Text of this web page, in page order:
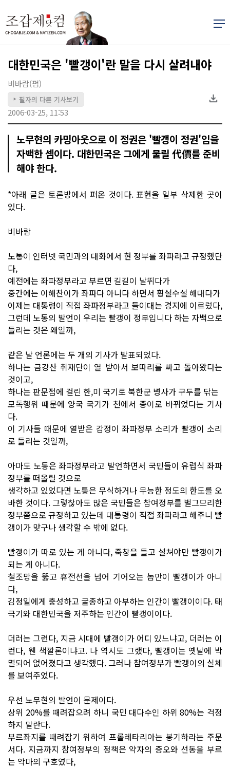
대한민국은 '빨갱이'란 말을 다시 살려내야
비바람(펌)
▶ 필자의 다른 기사보기
2006-03-25, 11:53
노무현의 카밍아웃으로 이 정권은 '빨갱이 정권'임을
자백한 셈이다. 대한민국은 그에게 물릴 代價를 준비
해야 한다.
*아래 글은 토론방에서 퍼온 것이다. 표현을 일부 삭제한 곳이
있다.
비바람
노통이 인터넷 국민과의 대화에서 현 정부를 좌파라고 규정했단
다,
예전에는 좌파정부라고 부르면 길길이 날뛰다가
중간에는 이해찬이가 좌파다 아니다 하면서 횡설수설 해대다가
이제는 대통령이 직접 좌파정부라고 들이대는 경지에 이르렀다,
그런데 노통의 발언이 우리는 빨갱이 정부입니다 하는 자백으로
들리는 것은 왜일까,
같은 날 언론에는 두 개의 기사가 발표되었다.
하나는 금강산 취재단이 열 받아서 보따리를 싸고 돌아왔다는
것이고,
하나는 판문점에 걸린 한,미 국기로 북한군 병사가 구두를 닦는
모독행위 때문에 양국 국기가 천에서 종이로 바뀌었다는 기사
다.
이 기사들 때문에 열받은 감정이 좌파정부 소리가 빨갱이 소리
로 들리는 것일까,
아마도 노통은 좌파정부라고 발언하면서 국민들이 유럽식 좌파
정부를 떠올릴 것으로
생각하고 있었다면 노통은 무식하거나 무능한 정도의 한도를 오
바한 것이다. 그렇찮아도 많은 국민들은 참여정부를 벌그므리한
정부쯤으로 규정하고 있는데 대통령이 직접 좌파라고 해주니 빨
갱이가 맞구나 생각할 수 밖에 없다.
빨갱이가 따로 있는 게 아니다, 죽창을 들고 설쳐야만 빨갱이가
되는 게 아니다.
철조망을 뚫고 휴전선을 넘어 기어오는 놈만이 빨갱이가 아니
다,
김정일에게 충성하고 굴종하고 아부하는 인간이 빨갱이이다. 태
극기와 대한민국을 저주하는 인간이 빨갱이이다.
더러는 그런다, 지금 시대에 빨갱이가 어디 있느냐고, 더러는 이
런다, 웬 색깔론이냐고. 나 역시도 그랬다, 빨갱이는 옛날에 박
멸되어 없어졌다고 생각했다. 그러나 참여정부가 빨갱이의 실체
를 보여주었다.
우선 노무현의 발언이 문제이다.
상위 20%를 때려잡으려 하니 국민 대다수인 하위 80%는 걱정
하지 말란다.
부르좌지를 때려잡기 위하여 프롤레타리아는 봉기하라는 주문
서다. 지금까지 참여정부의 정책은 약자의 증오와 선동을 부르
는 악마의 구호였다,